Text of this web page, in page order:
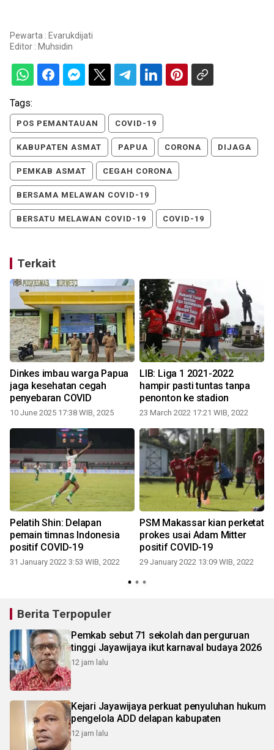
Pewarta : Evarukdijati
Editor : Muhsidin
Tags:
POS PEMANTAUAN COVID-19
KABUPATEN ASMAT PAPUA CORONA DIJAGA
PEMKAB ASMAT CEGAH CORONA
BERSAMA MELAWAN COVID-19
BERSATU MELAWAN COVID-19 COVID-19
Terkait
Dinkes imbau warga Papua
jaga kesehatan cegah
penyebaran COVID
10 June 2025 17:38 WIB, 2025
LIB: Liga 1 2021-2022
hampir pasti tuntas tanpa
penonton ke stadion
23 March 2022 17:21 WIB, 2022
Pelatih Shin: Delapan
pemain timnas Indonesia
positif COVID-19
31 January 2022 3:53 WIB, 2022
PSM Makassar kian perketat
prokes usai Adam Mitter
positif COVID-19
29 January 2022 13:09 WIB, 2022
Berita Terpopuler
Pemkab sebut 71 sekolah dan perguruan
tinggi Jayawijaya ikut karnaval budaya 2026
12 jam lalu
Kejari Jayawijaya perkuat penyuluhan hukum
pengelola ADD delapan kabupaten
12 jam lalu